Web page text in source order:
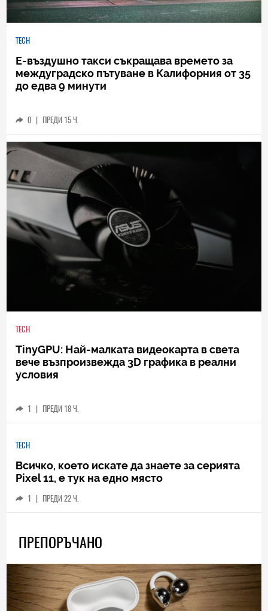
TECH
Е-въздушно такси съкращава времето за
междуградско пътуване в Калифорния от 35
до едва 9 минути
0 | ПРЕДИ 15 Ч.
TECH
TinyGPU: Най-малката видеокарта в света
вече възпроизвежда 3D графика в реални
условия
1 | ПРЕДИ 18 Ч.
TECH
Всичко, което искате да знаете за серията
Pixel 11, е тук на едно място
1 | ПРЕДИ 22 Ч.
ПРЕПОРЪЧАНО